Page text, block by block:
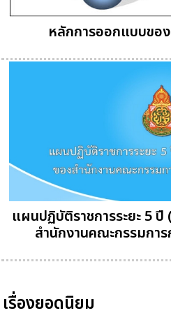
หลักการออกแบบขอ
แผนปฏิบัติราชการระยะ 5 ปี
สำนักงานคณะกรรมกา
เรื่องยอดนิยม